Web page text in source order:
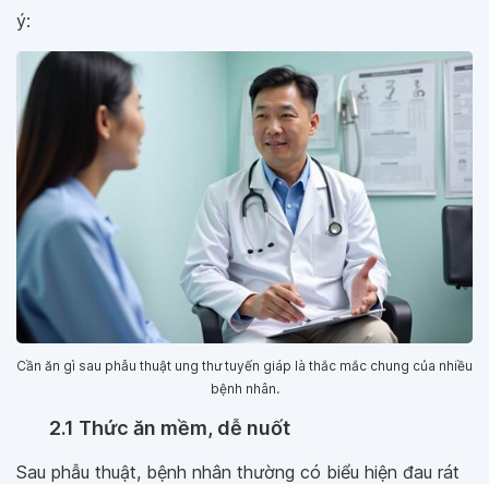
ý:
Cần ăn gì sau phẫu thuật ung thư tuyến giáp là thắc mắc chung của nhiều
bệnh nhân.
2.1 Thức ăn mềm, dễ nuốt
Sau phẫu thuật, bệnh nhân thường có biểu hiện đau rát